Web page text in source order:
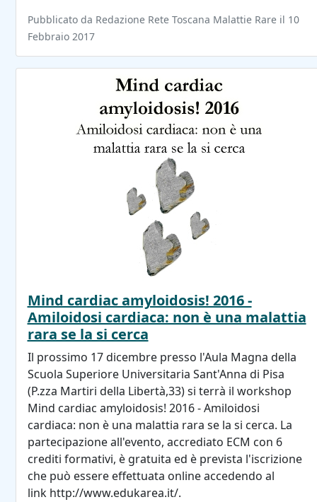
Pubblicato da Redazione Rete Toscana Malattie Rare il 10
Febbraio 2017
Mind cardiac amyloidosis! 2016 -
Amiloidosi cardiaca: non è una malattia
rara se la si cerca
Il prossimo 17 dicembre presso l'Aula Magna della
Scuola Superiore Universitaria Sant'Anna di Pisa
(P.zza Martiri della Libertà,33) si terrà il workshop
Mind cardiac amyloidosis! 2016 - Amiloidosi
cardiaca: non è una malattia rara se la si cerca. La
partecipazione all'evento, accrediato ECM con 6
crediti formativi, è gratuita ed è prevista l'iscrizione
che può essere effettuata online accedendo al
link http://www.edukarea.it/.